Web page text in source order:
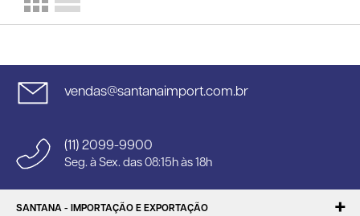
vendas@santanaimport.com.br
(11) 2099-9900
Seg. à Sex. das 08:15h às 18h
SANTANA - IMPORTAÇÃO E EXPORTAÇÃO